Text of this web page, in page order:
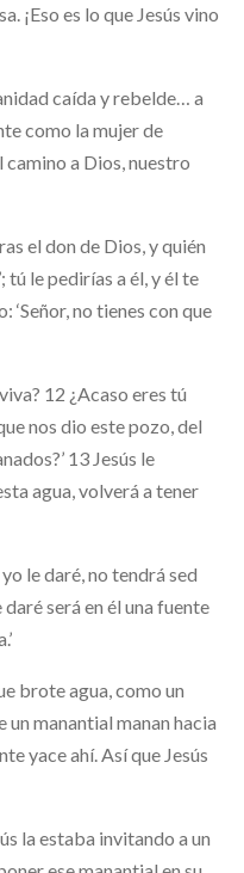
¡Eso es lo que Jesús vino
caída y rebelde… a
como la mujer de
a Dios, nuestro
el don de Dios, y quién
tú le pedirías a él, y él te
‘Señor, no tienes con que
12 ¿Acaso eres tú
nos dio este pozo, del
13 Jesús le
agua, volverá a tener
le daré, no tendrá sed
será en él una fuente
brote agua, como un
un manantial manan hacia
yace ahí. Así que Jesús
la estaba invitando a un